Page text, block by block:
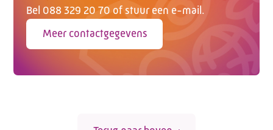
Bel 088 329 20 70 of stuur een e-mail.
Meer contactgegevens